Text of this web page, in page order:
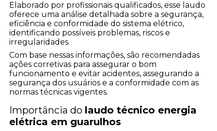
Elaborado por profissionais qualificados, esse laudo
oferece uma análise detalhada sobre a segurança,
eficiência e conformidade do sistema elétrico,
identificando possíveis problemas, riscos e
irregularidades.
Com base nessas informações, são recomendadas
ações corretivas para assegurar o bom
funcionamento e evitar acidentes, assegurando a
segurança dos usuários e a conformidade com as
normas técnicas vigentes.
Importância do laudo técnico energia
elétrica em guarulhos